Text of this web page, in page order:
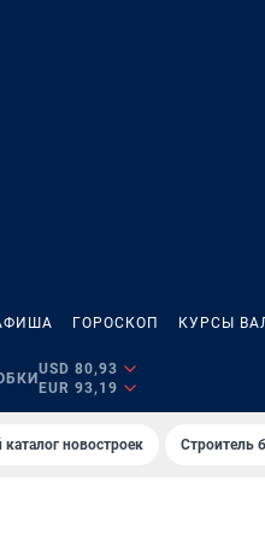
ГОРОСКОП КУРСЫ
USD 80,93
EUR 93,19
каталог новостроек Строитель